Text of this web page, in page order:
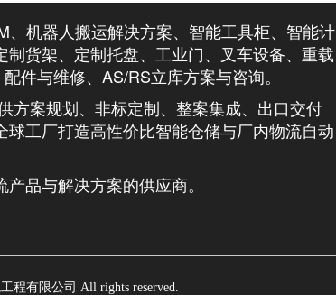
、机器人搬运解决方案、智能工具柜、智能计
货架、定制托盘、工业门、叉车设备、重载
件与维修、AS/RS立库方案与咨询。
方案规划、非标定制、整案集成、出口交付
工厂打造高性价比智能仓储与厂内物流自动
品与解决方案的供应商。
程有限公司 All rights reserved.